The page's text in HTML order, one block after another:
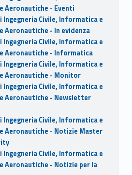
Aeronautiche - Eventi
Civile, Informatica e
Aeronautiche - In evidenza
Civile, Informatica e
Aeronautiche - Informatica
Civile, Informatica e
Aeronautiche - Monitor
Civile, Informatica e
Aeronautiche - Newsletter
Civile, Informatica e
Aeronautiche - Notizie Master
Civile, Informatica e
Aeronautiche - Notizie per la